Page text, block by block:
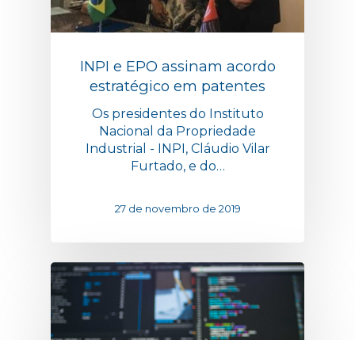
INPI e EPO assinam acordo
estratégico em patentes
Os presidentes do Instituto
Nacional da Propriedade
Industrial - INPI, Cláudio Vilar
Furtado, e do…
27 de novembro de 2019